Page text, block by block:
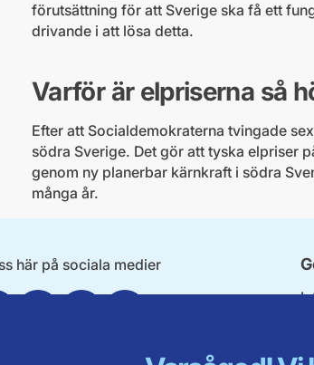
förutsättning för att Sverige ska få ett
drivande i att lösa detta.
Varför är elpriserna så
Efter att Socialdemokraterna tvingade
södra Sverige. Det gör att tyska elpriser
genom ny planerbar kärnkraft i södra
många år.
här på sociala medier
InstagramLinkedinYoutube